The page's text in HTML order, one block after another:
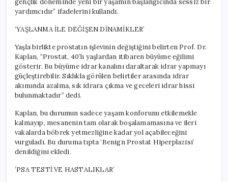
yardımcıdır” ifadelerini kullandı.
‘YAŞLANMA İLE DEĞİŞEN DİNAMİKLER’
Yaşla birlikte prostatın işlevinin değiştiğini belirten Prof. Dr.
Kaplan, “Prostat, 40’lı yaşlardan itibaren büyüme eğilimi
gösterir. Bu büyüme idrar kanalını daraltarak idrar yapmayı
güçleştirebilir. Sıklıkla görülen belirtiler arasında idrar
akımında azalma, sık idrara çıkma ve geceleri idrar hissi
bulunmaktadır” dedi.
Kaplan, bu durumun sadece yaşam konforunu etkilemekle
kalmayıp, mesanenin tam olarak boşalamamasına ve ileri
vakalarda böbrek yetmezliğine kadar yol açabileceğini
vurguladı. Bu duruma tıpta ‘Benign Prostat Hiperplazisi’
denildiğini ekledi.
‘PSA TESTİ VE HASTALIKLAR’